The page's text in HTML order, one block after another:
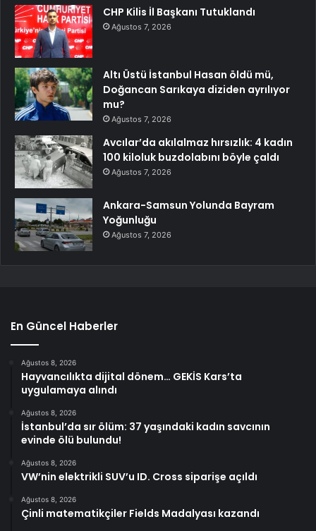
CHP Kilis İl Başkanı Tutuklandı
Ağustos 7, 2026
Altı Üstü İstanbul Hasan öldü mü,
Doğancan Sarıkaya diziden ayrılıyor
mu?
Ağustos 7, 2026
Avcılar’da akılalmaz hırsızlık: 4 kadın
100 kiloluk buzdolabını böyle çaldı
Ağustos 7, 2026
Ankara-Samsun Yolunda Bayram
Yoğunluğu
Ağustos 7, 2026
En Güncel Haberler
Ağustos 8, 2026
Hayvancılıkta dijital dönem… GEKİS Kars’ta
uygulamaya alındı
Ağustos 8, 2026
İstanbul’da sır ölüm: 37 yaşındaki kadın savcının
evinde ölü bulundu!
Ağustos 8, 2026
VW’nin elektrikli SUV’u ID. Cross siparişe açıldı
Ağustos 8, 2026
Çinli matematikçiler Fields Madalyası kazandı